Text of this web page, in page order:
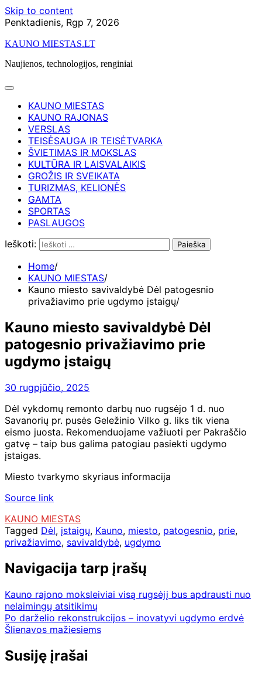
Skip to content
Penktadienis, Rgp 7, 2026
KAUNO MIESTAS.LT
Naujienos, technologijos, renginiai
KAUNO MIESTAS
KAUNO RAJONAS
VERSLAS
TEISĖSAUGA IR TEISĖTVARKA
ŠVIETIMAS IR MOKSLAS
KULTŪRA IR LAISVALAIKIS
GROŽIS IR SVEIKATA
TURIZMAS, KELIONĖS
GAMTA
SPORTAS
PASLAUGOS
Ieškoti:
Home
KAUNO MIESTAS
Kauno miesto savivaldybė Dėl patogesnio
privažiavimo prie ugdymo įstaigų
Kauno miesto savivaldybė Dėl
patogesnio privažiavimo prie
ugdymo įstaigų
30 rugpjūčio, 2025
Dėl vykdomų remonto darbų nuo rugsėjo 1 d. nuo
Savanorių pr. pusės Geležinio Vilko g. liks tik viena
eismo juosta. Rekomenduojame važiuoti per Pakraščio
gatvę – taip bus galima patogiau pasiekti ugdymo
įstaigas.
Miesto tvarkymo skyriaus informacija
Source link
KAUNO MIESTAS
Tagged Dėl, įstaigų, Kauno, miesto, patogesnio, prie,
privažiavimo, savivaldybė, ugdymo
Navigacija tarp įrašų
Kauno rajono moksleiviai visą rugsėjį bus apdrausti nuo
nelaimingų atsitikimų
Po darželio rekonstrukcijos – inovatyvi ugdymo erdvė
Šlienavos mažiesiems
Susiję įrašai